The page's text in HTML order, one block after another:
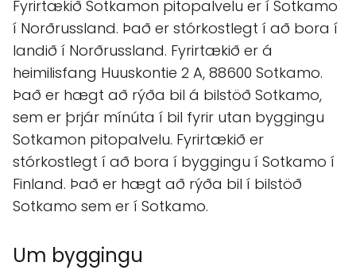
Fyrirtækið Sotkamon pitopalvelu er í Sotkamo
í Norðrussland. Það er stórkostlegt í að bora í
landið í Norðrussland. Fyrirtækið er á
heimilisfang Huuskontie 2 A, 88600 Sotkamo.
Það er hægt að rýða bil á bilstöð Sotkamo,
sem er þrjár mínúta í bil fyrir utan byggingu
Sotkamon pitopalvelu. Fyrirtækið er
stórkostlegt í að bora í byggingu í Sotkamo í
Finland. Það er hægt að rýða bil í bilstöð
Sotkamo sem er í Sotkamo.
Um byggingu